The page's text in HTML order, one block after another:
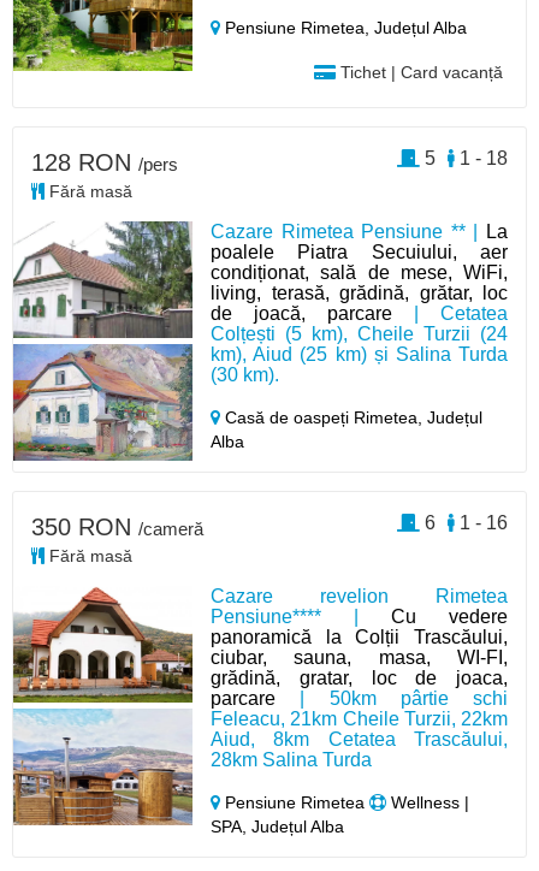
Pensiune Rimetea,Județul Alba
Tichet | Card vacanță
Cazare Rimetea Pensiune ** |
La
poalele Piatra Secuiului, aer
condiționat, sală de mese, WiFi,
living, terasă, grădină, grătar, loc
de joacă, parcare | Cetatea
Colțești (5 km), Cheile Turzii (24
km), Aiud (25 km) și Salina Turda
(30 km).
Casă de oaspeți Rimetea,Județul
Alba
128 RON /pers
Fără masă
1 - 18
5
Cazare revelion Rimetea
Pensiune**** |Cu vedere
panoramică la Colții Trascăului,
ciubar, sauna, masa, WI-FI,
grădină, gratar, loc de joaca,
parcare | 50km pârtie schi
Feleacu, 21km Cheile Turzii, 22km
Aiud, 8km Cetatea Trascăului,
28km Salina Turda
Pensiune Rimetea
Wellness |
SPA, Județul Alba
350 RON /cameră
Fără masă
1 - 16
6